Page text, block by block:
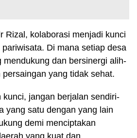
Rizal, kolaborasi menjadi kunci
Di mana setiap desa
mendukung dan bersinergi alih-
yang tidak sehat.
kunci, jangan berjalan sendiri-
yang satu dengan yang lain
demi menciptakan
yang kuat dan